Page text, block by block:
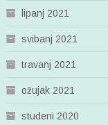
lipanj 2021
svibanj 2021
travanj 2021
ožujak 2021
studeni 2020